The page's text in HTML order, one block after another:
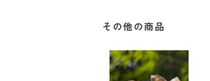
その他の商品